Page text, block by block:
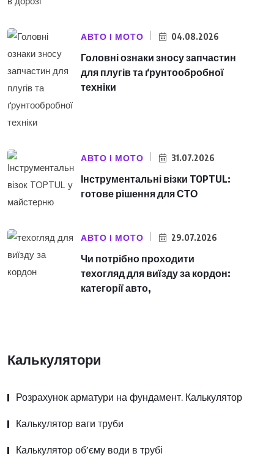
АВТО І МОТО 04.08.2026
Головні ознаки зносу запчастин
для плугів та ґрунтообробної
техніки
АВТО І МОТО 31.07.2026
Інструментальні візки TOPTUL:
готове рішення для СТО
АВТО І МОТО 29.07.2026
Чи потрібно проходити
техогляд для виїзду за кордон:
категорії авто,
Калькулятори
Розрахунок арматури на фундамент. Калькулятор
Калькулятор ваги труби
Калькулятор об’єму води в трубі